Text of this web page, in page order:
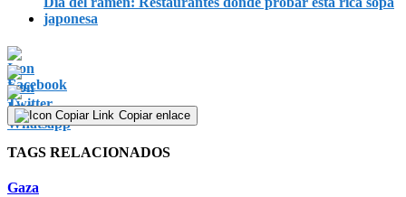
japonesa
Copiar enlace
TAGS RELACIONADOS
Gaza